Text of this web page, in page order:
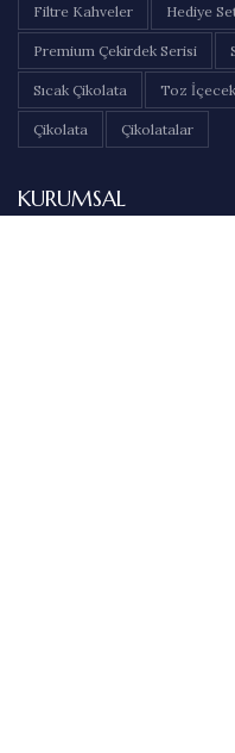
Filtre Kahveler Hediye
Premium Çekirdek Serisi
Sıcak Çikolata Toz
Çikolata Çikolatalar
KURUMSAL